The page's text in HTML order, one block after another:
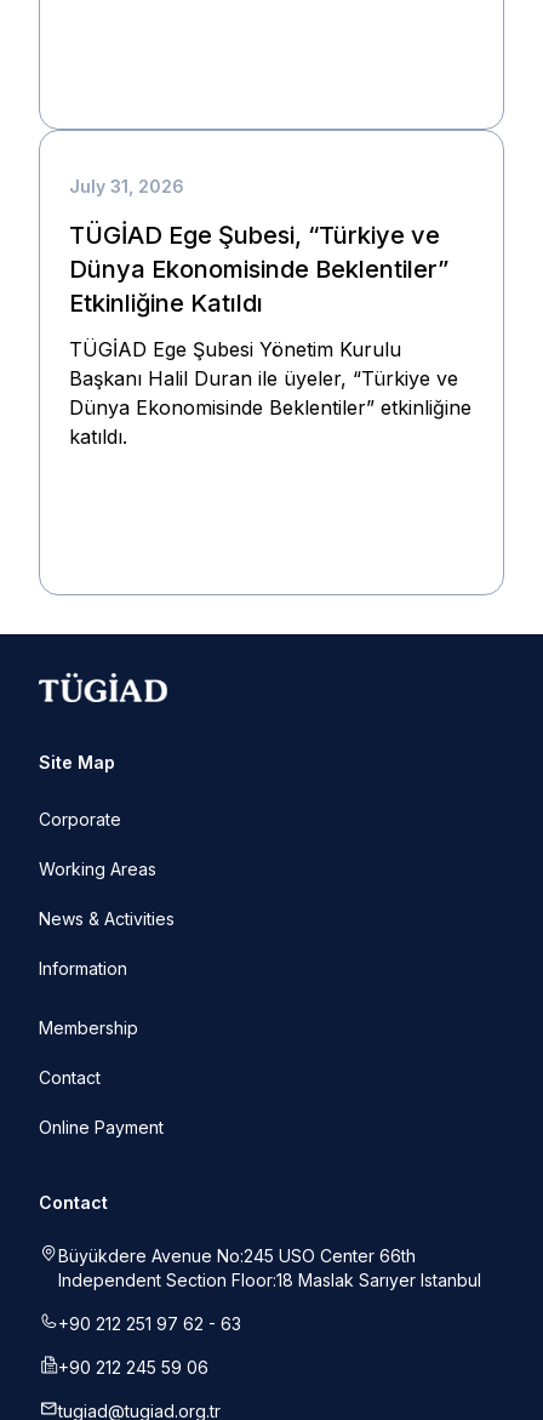
July 31, 2026
TÜGİAD Ege Şubesi, “Türkiye ve
Dünya Ekonomisinde Beklentiler”
Etkinliğine Katıldı
TÜGİAD Ege Şubesi Yönetim Kurulu
Başkanı Halil Duran ile üyeler, “Türkiye ve
Dünya Ekonomisinde Beklentiler” etkinliğine
katıldı.
Site Map
Corporate
Working Areas
News & Activities
Information
Membership
Contact
Online Payment
Contact
Büyükdere Avenue No:245 USO Center 66th
Independent Section Floor:18 Maslak Sarıyer Istanbul
+90 212 251 97 62 - 63
+90 212 245 59 06
tugiad@tugiad.org.tr